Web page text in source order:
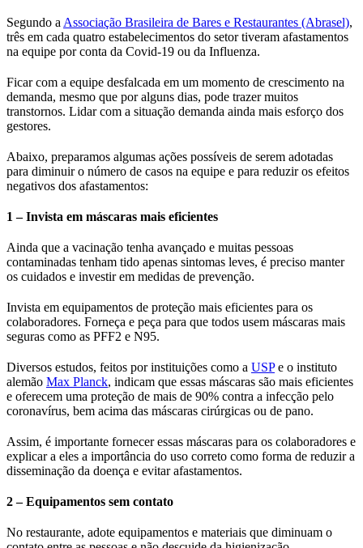
Segundo a Associação Brasileira de Bares e Restaurantes (Abrasel),
três em cada quatro estabelecimentos do setor tiveram afastamentos
na equipe por conta da Covid-19 ou da Influenza.
Ficar com a equipe desfalcada em um momento de crescimento na
demanda, mesmo que por alguns dias, pode trazer muitos
transtornos. Lidar com a situação demanda ainda mais esforço dos
gestores.
Abaixo, preparamos algumas ações possíveis de serem adotadas
para diminuir o número de casos na equipe e para reduzir os efeitos
negativos dos afastamentos:
1 – Invista em máscaras mais eficientes
Ainda que a vacinação tenha avançado e muitas pessoas
contaminadas tenham tido apenas sintomas leves, é preciso manter
os cuidados e investir em medidas de prevenção.
Invista em equipamentos de proteção mais eficientes para os
colaboradores. Forneça e peça para que todos usem máscaras mais
seguras como as PFF2 e N95.
Diversos estudos, feitos por instituições como a USPe o instituto
alemão Max Planck, indicam que essas máscaras são mais eficientes
e oferecem uma proteção de mais de 90% contra a infecção pelo
coronavírus, bem acima das máscaras cirúrgicas ou de pano.
Assim, é importante fornecer essas máscaras para os colaboradores e
explicar a eles a importância do uso correto como forma de reduzir a
disseminação da doença e evitar afastamentos.
2 – Equipamentos sem contato
No restaurante, adote equipamentos e materiais que diminuam o